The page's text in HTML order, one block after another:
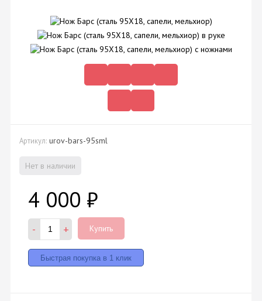
Артикул: urov-bars-95sml
Нет в наличии
4 000 ₽
- + Купить